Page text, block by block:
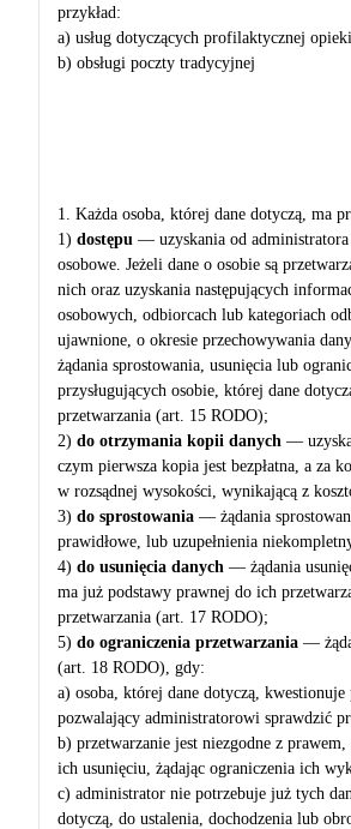
przykład:
a) usług dotyczących profilaktycznej
b) obsługi poczty tradycyjnej
1. Każda osoba, której dane dotyczą, ma
1) dostępu — uzyskania od administratora
osobowe. Jeżeli dane o osobie są
nich oraz uzyskania następujących
osobowych, odbiorcach lub kategoriach
ujawnione, o okresie przechowywania
żądania sprostowania, usunięcia lub
przysługujących osobie, której dane
przetwarzania (art. 15 RODO);
2) do otrzymania kopii danych —
czym pierwsza kopia jest bezpłatna, a za
w rozsądnej wysokości, wynikającą z
3) do sprostowania — żądania
prawidłowe, lub uzupełnienia
4) do usunięcia danych — żądania
ma już podstawy prawnej do ich
przetwarzania (art. 17 RODO);
5) do ograniczenia przetwarzania —
(art. 18 RODO), gdy:
a) osoba, której dane dotyczą,
pozwalający administratorowi sprawdzić
b) przetwarzanie jest niezgodne z
ich usunięciu, żądając ograniczenia ich
c) administrator nie potrzebuje już tych
dotyczą, do ustalenia, dochodzenia lub